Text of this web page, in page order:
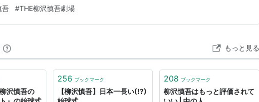
回る大規模なものになった。とのこと。 前回のLiveは本数も少なくて、ワタ
ット争奪戦に挑…
吾 #THE柳沢慎吾劇場
もっと見る
沢慎吾の
256 ブックマーク
【柳沢慎吾】日本一長い(!?)
208 ブックマーク
柳沢慎吾はもっと評価されて